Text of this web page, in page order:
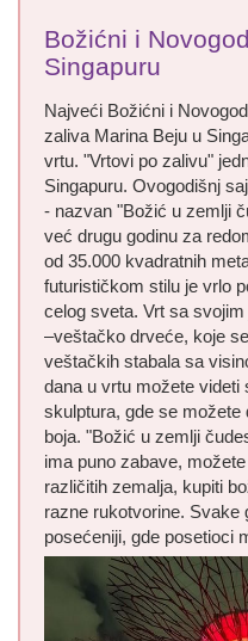
Božićni i
Singapuru
Najveći Božićni i
zaliva Marina Beju u
vrtu. "Vrtovi po zalivu"
Singapuru. Ovogodišnj
- nazvan "Božić u zemlji
već drugu godinu za
od 35.000 kvadratnih
futurističkom stilu je vrlo
celog sveta. Vrt sa
–veštačko drveće, koje
veštačkih stabala sa
dana u vrtu možete videti
skulptura, gde se možete
boja. "Božić u zemlji
ima puno zabave,
različitih zemalja, kupiti
razne rukotvorine. Svake
posećeniji, gde posetioci